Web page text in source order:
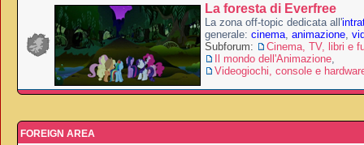
La foresta di Everfree
La zona off-topic dedicata all'
generale: cinema, animazione,
Subforum:
Cinema, TV, libri e
Il mondo dell'Animazione,
Videogiochi, console e
FOREIGN AREA